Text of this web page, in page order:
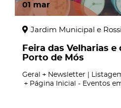
01 mar
Jardim Municipal e
Feira das Velharias
Porto de Mós
Geral
Newsletter |
Página Inicial - Eventos